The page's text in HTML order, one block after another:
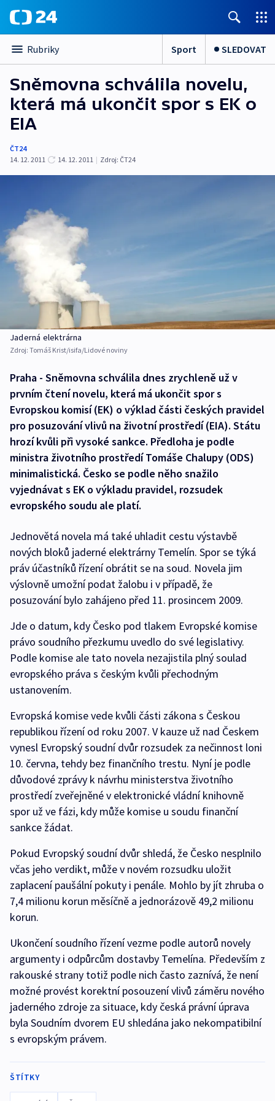
Rubriky Sport SLEDOVAT
Sněmovna schválila novelu,
která má ukončit spor s EK o
EIA
ČT24
14. 12. 2011
14. 12. 2011 | Zdroj: ČT24
Jaderná elektrárna
Zdroj: Tomáš Krist/isifa/Lidové noviny
Praha - Sněmovna schválila dnes zrychleně už v
prvním čtení novelu, která má ukončit spor s
Evropskou komisí (EK) o výklad části českých pravidel
pro posuzování vlivů na životní prostředí (EIA). Státu
hrozí kvůli při vysoké sankce. Předloha je podle
ministra životního prostředí Tomáše Chalupy (ODS)
minimalistická. Česko se podle něho snažilo
vyjednávat s EK o výkladu pravidel, rozsudek
evropského soudu ale platí.
Jednovětá novela má také uhladit cestu výstavbě
nových bloků jaderné elektrárny Temelín. Spor se týká
práv účastníků řízení obrátit se na soud. Novela jim
výslovně umožní podat žalobu i v případě, že
posuzování bylo zahájeno před 11. prosincem 2009.
Jde o datum, kdy Česko pod tlakem Evropské komise
právo soudního přezkumu uvedlo do své legislativy.
Podle komise ale tato novela nezajistila plný soulad
evropského práva s českým kvůli přechodným
ustanovením.
Evropská komise vede kvůli části zákona s Českou
republikou řízení od roku 2007. V kauze už nad Českem
vynesl Evropský soudní dvůr rozsudek za nečinnost loni
10. června, tehdy bez finančního trestu. Nyní je podle
důvodové zprávy k návrhu ministerstva životního
prostředí zveřejněné v elektronické vládní knihovně
spor už ve fázi, kdy může komise u soudu finanční
sankce žádat.
Pokud Evropský soudní dvůr shledá, že Česko nesplnilo
včas jeho verdikt, může v novém rozsudku uložit
zaplacení paušální pokuty i penále. Mohlo by jít zhruba o
7,4 milionu korun měsíčně a jednorázově 49,2 milionu
korun.
Ukončení soudního řízení vezme podle autorů novely
argumenty i odpůrcům dostavby Temelína. Především z
rakouské strany totiž podle nich často zaznívá, že není
možné provést korektní posouzení vlivů záměru nového
jaderného zdroje za situace, kdy česká právní úprava
byla Soudním dvorem EU shledána jako nekompatibilní
s evropským právem.
ŠTÍTKY